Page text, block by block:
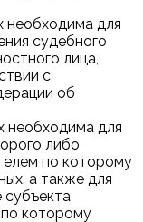
необходима для
судебного
лица,
с
об
необходима для
либо
по которому
а также для
субъекта
по которому